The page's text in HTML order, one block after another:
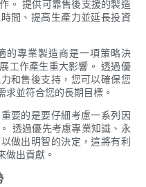
。 提供可靠售後支援的製造
間、提高生產力並延長投資
的專業製造商是一項策略決
工作產生重大影響。 透過優
和售後支持，您可以確保您
求並符合您的長期目標。
要的是要仔細考慮一系列因
透過優先考慮專業知識、永
做出明智的決定，這將有利
做出貢獻。